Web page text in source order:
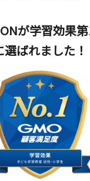
が学習効果
選ばれました！